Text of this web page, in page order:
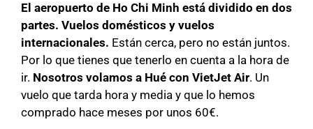
El aeropuerto de Ho Chi Minh está dividido en dos
partes. Vuelos domésticos y vuelos
internacionales. Están cerca, pero no están juntos.
Por lo que tienes que tenerlo en cuenta a la hora de
ir. Nosotros volamos a Hué con VietJet Air. Un
vuelo que tarda hora y media y que lo hemos
comprado hace meses por unos 60€.